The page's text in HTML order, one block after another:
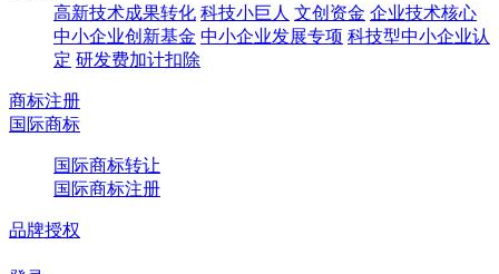
高新技术成果转化 科技小巨人 文创资金 企业技术核心
中小企业创新基金 中小企业发展专项 科技型中小企业认
定 研发费加计扣除
商标注册
国际商标
国际商标转让
国际商标注册
品牌授权